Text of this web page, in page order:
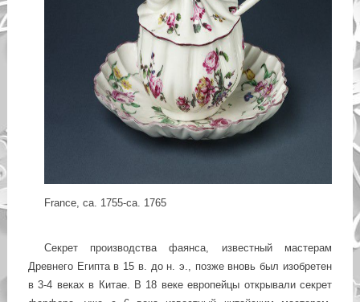
France, ca. 1755-ca. 1765
Секрет производства фаянса, известный мастерам
Древнего Египта в 15 в. до н. э., позже вновь был изобретен
в 3-4 веках в Китае. В 18 веке европейцы открывали секрет